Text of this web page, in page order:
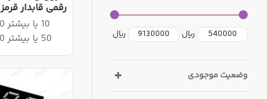
ریال ریال
وضعیت موجودی
رقمی قابدار قرمز
10 یا بیشتر 1,814,400ریال
50 یا بیشتر 1,776,600ریال